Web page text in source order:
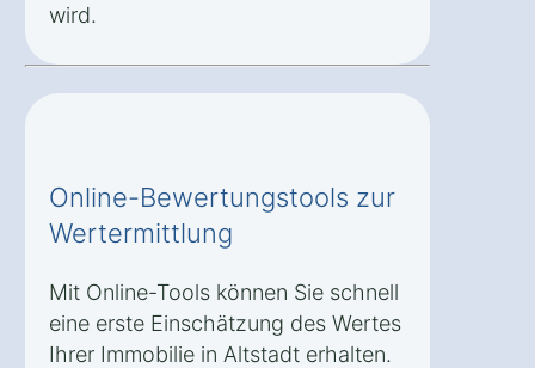
wird.
Online-Bewertungstools zur
Wertermittlung
Mit Online-Tools können Sie schnell
eine erste Einschätzung des Wertes
Ihrer Immobilie in Altstadt erhalten.